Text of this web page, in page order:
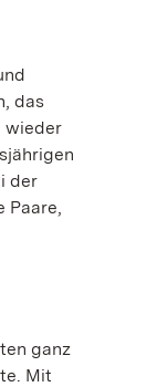
das
wieder
der
Paare,
ganz
Mit